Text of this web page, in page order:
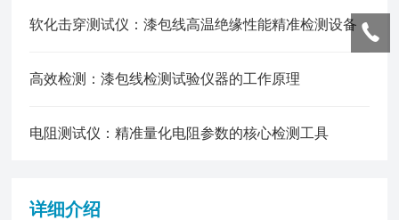
软化击穿测试仪：漆包线高温绝缘性能精准检测设备
高效检测：漆包线检测试验仪器的工作原理
电阻测试仪：精准量化电阻参数的核心检测工具
详细介绍